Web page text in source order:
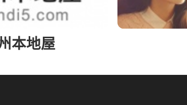
本地屋